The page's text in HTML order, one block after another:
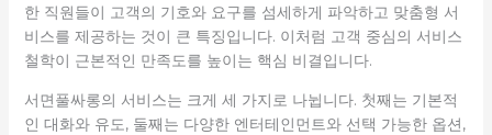
한 직원들이 고객의 기호와 요구를 섬세하게 파악하고 맞춤형 서
비스를 제공하는 것이 큰 특징입니다. 이처럼 고객 중심의 서비스
철학이 근본적인 만족도를 높이는 핵심 비결입니다.
서면풀싸롱의 서비스는 크게 세 가지로 나뉩니다. 첫째는 기본적
인 대화와 유도, 둘째는 다양한 엔터테인먼트와 선택 가능한 옵션,